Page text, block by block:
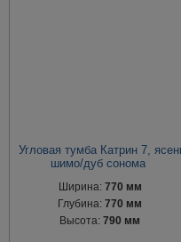
Угловая тумба Катрин 7,
шимо/дуб сонома
Ширина: 770 мм
Глубина:770 мм
Высота:790 мм